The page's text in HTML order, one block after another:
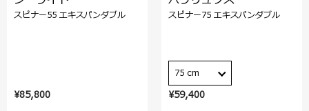
¥85,800
スピナー55 エキスパンダブル
¥59,400
スピナー75 エキスパンダブル
75 cm